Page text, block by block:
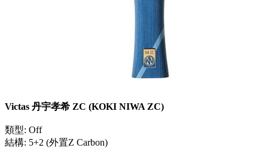
Victas 丹宇孝希 ZC (KOKI NIWA ZC)
類型: Off
結構: 5+2 (外置Z Carbon)